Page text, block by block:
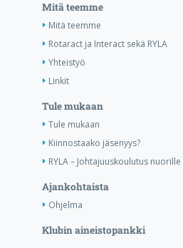
Mitä teemme
Mitä teemme
Rotaract ja Interact sekä RYLA
Yhteistyö
Linkit
Tule mukaan
Tule mukaan
Kiinnostaako jäsenyys?
RYLA – Johtajuuskoulutus nuorille
Ajankohtaista
Ohjelma
Klubin aineistopankki